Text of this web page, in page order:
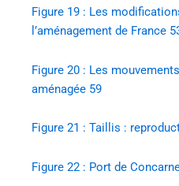
Figure 19 : Les
l’aménagement de France
Figure 20 : Les
aménagée 59
Figure 21 : Taillis :
Figure 22 : Port de